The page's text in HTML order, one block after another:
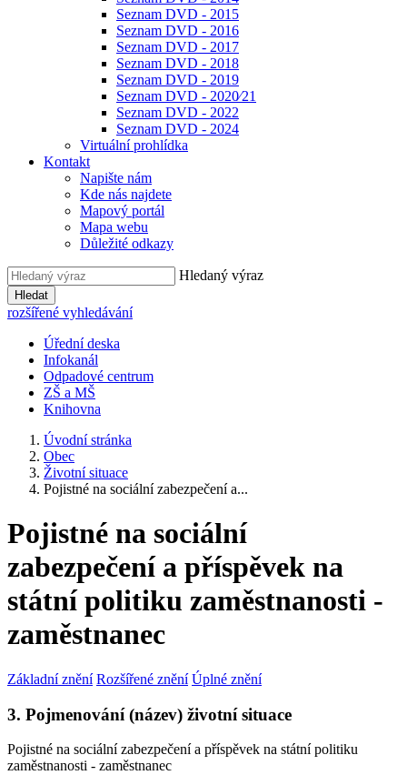
Seznam DVD - 2015
Seznam DVD - 2016
Seznam DVD - 2017
Seznam DVD - 2018
Seznam DVD - 2019
Seznam DVD - 2020⁄21
Seznam DVD - 2022
Seznam DVD - 2024
Virtuální prohlídka
Kontakt
Napište nám
Kde nás najdete
Mapový portál
Mapa webu
Důležité odkazy
Hledaný výraz
Hledat
rozšířené vyhledávání
Úřední deska
Infokanál
Odpadové centrum
ZŠ a MŠ
Knihovna
Úvodní stránka
Obec
Životní situace
Pojistné na sociální zabezpečení a...
Pojistné na sociální
zabezpečení a příspěvek na
státní politiku zaměstnanosti -
zaměstnanec
Základní znění Rozšířené znění Úplné znění
3. Pojmenování (název) životní situace
Pojistné na sociální zabezpečení a příspěvek na státní politiku
zaměstnanosti - zaměstnanec